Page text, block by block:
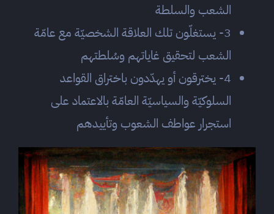
الشعب والسلطة
3- يستغلّون تلك العلاقة الشخصيّة مع عامّة
الشعب لتحقيق غاياتهم وسُلطتهم
4- يخترقون أو يهدّدون باختراق القواعد
السلوكيّة والسياسيّة العامّة بالاعتماد على
استجرار عواطف الشعوب وتأييدهم